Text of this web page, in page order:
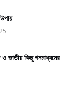
জাতীয় কিছু গনমাধ্যমের